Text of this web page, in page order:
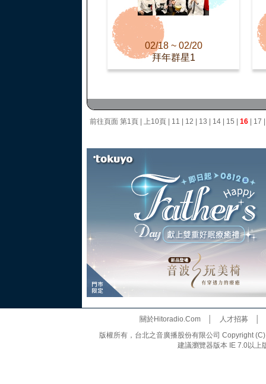
02/18 ~ 02/20
拜年群星1
前往頁面 第1頁 上10頁 11 12 13 14 15 16 17
關於Hitoradio.Com│ 人才招募
版權所有，台北之音廣播股份有限公司 Copyright
建議瀏覽器版本 IE 7.0以上